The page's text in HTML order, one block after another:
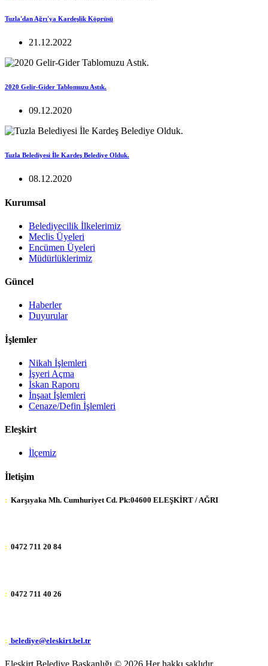
Tuzla'dan Ağrı'ya Kardeşlik Köprüsü
21.12.2022
2020 Gelir-Gider Tablomuzu Astık.
09.12.2020
Tuzla Belediyesi İle Kardeş Belediye Olduk.
08.12.2020
Kurumsal
Belediyecilik İlkelerimiz
Meclis Üyeleri
Encümen Üyeleri
Müdürlüklerimiz
Güncel
Haberler
Duyurular
İşlemler
Nikah İşlemleri
İşyeri Açma
İskan Raporu
İnşaat İşlemleri
Cenaze/Defin İşlemleri
Eleşkirt
İlçemiz
İletişim
: Karşıyaka Mh. Cumhuriyet Cd. Pk:04600 ELEŞKİRT / AĞRI
: 0472 711 20 84
: 0472 711 40 26
: belediye@eleskirt.bel.tr
Eleşkirt Belediye Başkanlığı © 2026 Her hakkı saklıdır.